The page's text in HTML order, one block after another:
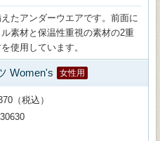
たアンダーウエアです。前面に
素材と保温性重視の素材の2重
使用しています。
Women's 女性用
（税込）